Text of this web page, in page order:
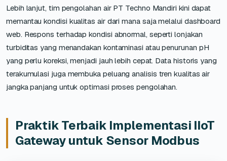
Lebih lanjut, tim pengolahan air PT Techno Mandiri kini dapat
memantau kondisi kualitas air dari mana saja melalui dashboard
web. Respons terhadap kondisi abnormal, seperti lonjakan
turbiditas yang menandakan kontaminasi atau penurunan pH
yang perlu koreksi, menjadi jauh lebih cepat. Data historis yang
terakumulasi juga membuka peluang analisis tren kualitas air
jangka panjang untuk optimasi proses pengolahan.
Praktik Terbaik Implementasi IIoT
Gateway untuk Sensor Modbus